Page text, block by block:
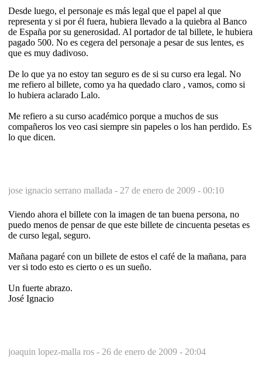
Desde luego, el personaje es más legal que el papel al que
representa y si por él fuera, hubiera llevado a la quiebra al Banco
de España por su generosidad. Al portador de tal billete, le hubiera
pagado 500. No es cegera del personaje a pesar de sus lentes, es
que es muy dadivoso.
De lo que ya no estoy tan seguro es de si su curso era legal. No
me refiero al billete, como ya ha quedado claro , vamos, como si
lo hubiera aclarado Lalo.
Me refiero a su curso académico porque a muchos de sus
compañeros los veo casi siempre sin papeles o los han perdido. Es
lo que dicen.
jose ignacio serrano mallada - 27 de enero de 2009 - 00:10
Viendo ahora el billete con la imagen de tan buena persona, no
puedo menos de pensar de que este billete de cincuenta pesetas es
de curso legal, seguro.
Mañana pagaré con un billete de estos el café de la mañana, para
ver si todo esto es cierto o es un sueño.
Un fuerte abrazo.
José Ignacio
joaquin lopez-malla ros - 26 de enero de 2009 - 20:04